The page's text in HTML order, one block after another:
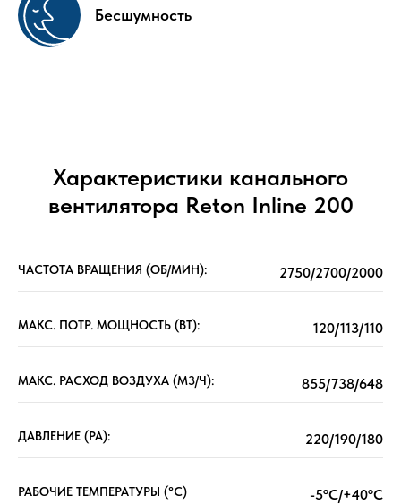
Бесшумность
Характеристики канального
вентилятора Reton Inline 200
ЧАСТОТА ВРАЩЕНИЯ (ОБ/МИН): 2750/2700/2000
МАКС. ПОТР. МОЩНОСТЬ (ВТ): 120/113/110
МАКС. РАСХОД ВОЗДУХА (М3/Ч): 855/738/648
ДАВЛЕНИЕ (РА): 220/190/180
РАБОЧИЕ ТЕМПЕРАТУРЫ (°C) -5ºC/+40ºC